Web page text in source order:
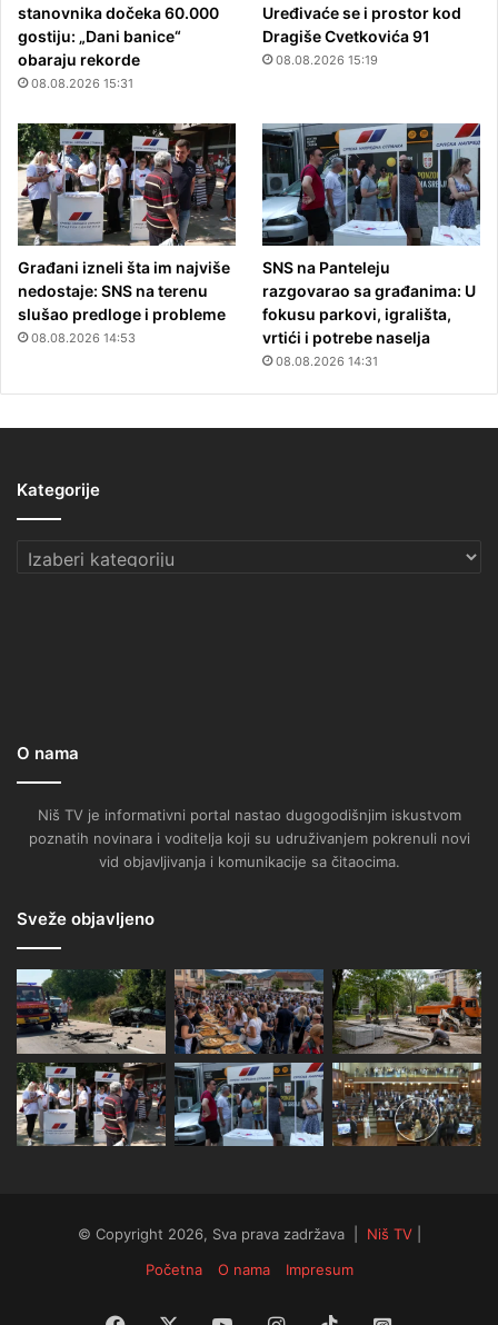
stanovnika dočeka 60.000
gostiju: „Dani banice“
obaraju rekorde
08.08.2026 15:31
Uređivaće se i prostor kod
Dragiše Cvetkovića 91
08.08.2026 15:19
Građani izneli šta im najviše
nedostaje: SNS na terenu
slušao predloge i probleme
08.08.2026 14:53
SNS na Panteleju
razgovarao sa građanima: U
fokusu parkovi, igrališta,
vrtići i potrebe naselja
08.08.2026 14:31
Kategorije
Kategorije
O nama
Niš TV je informativni portal nastao dugogodišnjim iskustvom
poznatih novinara i voditelja koji su udruživanjem pokrenuli novi
vid objavljivanja i komunikacije sa čitaocima.
Sveže objavljeno
© Copyright 2026, Sva prava zadržava | Niš TV|
Početna
O nama Impresum